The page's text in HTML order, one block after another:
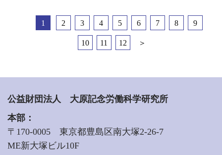
1 2 3 4 5 6 7 8 9
10 11 12 ＞
公益財団法人 大原記念労働科学研究所
本部：
〒170-0005 東京都豊島区南大塚2-26-7
ME新大塚ビル10F